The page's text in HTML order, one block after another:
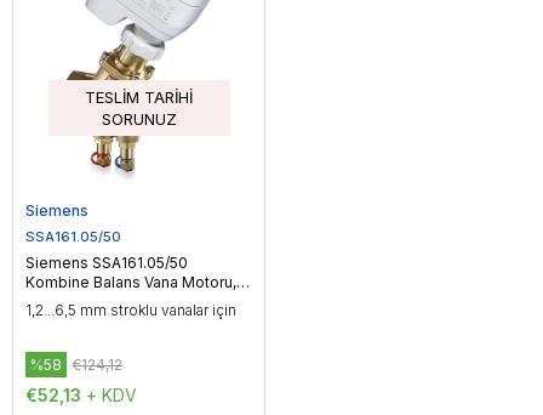
TESLIM TARIHI
SORUNUZ
Siemens
SSA161.05/50
Siemens SSA161.05/50
Kombine Balans Vana Motoru,
100 N, AC/DC 24 V, 25 sn
1,2...6,5 mm stroklu vanalar için
€52,13 + KDV
%58 €124,12